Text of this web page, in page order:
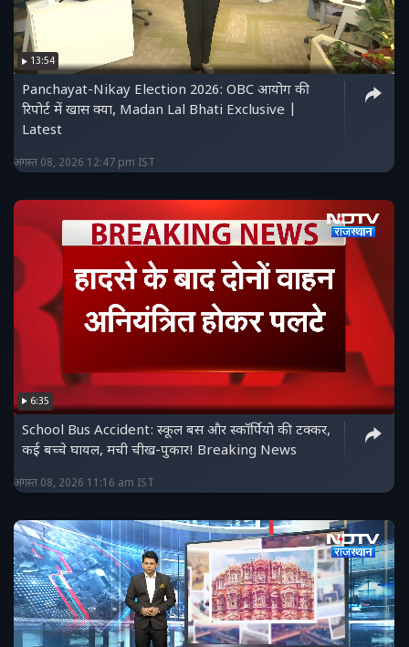
13:54
Panchayat-Nikay Election 2026: OBC आयोग की
रिपोर्ट में खास क्या, Madan Lal Bhati Exclusive |
Latest
अगस्त 08, 2026 12:47 pm IST
6:35
School Bus Accident: स्कूल बस और स्कॉर्पियो की टक्कर,
कई बच्चे घायल, मची चीख-पुकार! Breaking News
अगस्त 08, 2026 11:16 am IST